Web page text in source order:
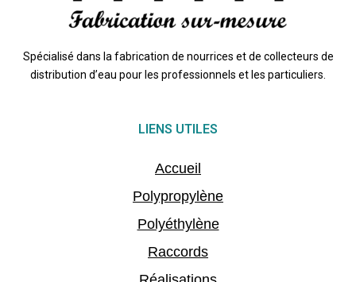
Spécialisé dans la fabrication de nourrices et de collecteurs de
distribution d’eau pour les professionnels et les particuliers.
LIENS UTILES
Accueil
Polypropylène
Polyéthylène
Raccords